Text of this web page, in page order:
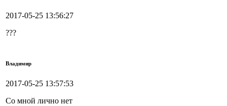
2017-05-25 13:56:27
???
Владимир
2017-05-25 13:57:53
Со мной лично нет